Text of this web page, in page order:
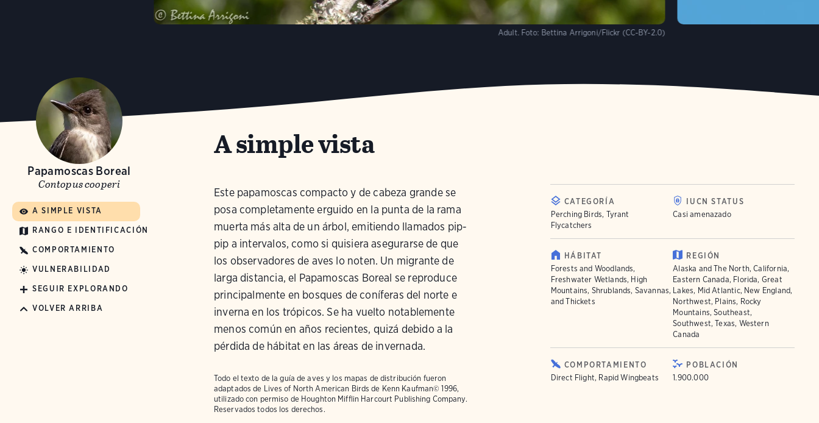
Adult. Foto: Bettina Arrigoni/Flickr (CC-BY-2.0)
Papamoscas Boreal
Contopus cooperi
A SIMPLE VISTA
RANGO E IDENTIFICACIÓN
COMPORTAMIENTO
VULNERABILIDAD
SEGUIR EXPLORANDO
VOLVER ARRIBA
A simple vista
Este papamoscas compacto y de cabeza grande se
posa completamente erguido en la punta de la rama
muerta más alta de un árbol, emitiendo llamados pip-
pip a intervalos, como si quisiera asegurarse de que
los observadores de aves lo noten. Un migrante de
larga distancia, el Papamoscas Boreal se reproduce
principalmente en bosques de coníferas del norte e
inverna en los trópicos. Se ha vuelto notablemente
menos común en años recientes, quizá debido a la
pérdida de hábitat en las áreas de invernada.
Todo el texto de la guía de aves y los mapas de distribución fueron
adaptados de Lives of North American Birds de Kenn Kaufman© 1996,
utilizado con permiso de Houghton Mifflin Harcourt Publishing Company.
Reservados todos los derechos.
CATEGORÍA
Perching Birds, Tyrant
Flycatchers
IUCN STATUS
Casi amenazado
HÁBITAT
Forests and Woodlands,
Freshwater Wetlands, High
Mountains, Shrublands, Savannas,
and Thickets
REGIÓN
Alaska and The North, California,
Eastern Canada, Florida, Great
Lakes, Mid Atlantic, New England,
Northwest, Plains, Rocky
Mountains, Southeast,
Southwest, Texas, Western
Canada
COMPORTAMIENTO
Direct Flight, Rapid Wingbeats
POBLACIÓN
1.900.000